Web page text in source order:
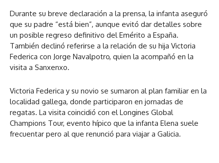
Durante su breve declaración a la prensa, la infanta aseguró
que su padre “está bien”, aunque evitó dar detalles sobre
un posible regreso definitivo del Emérito a España.
También declinó referirse a la relación de su hija Victoria
Federica con Jorge Navalpotro, quien la acompañó en la
visita a Sanxenxo.
Victoria Federica y su novio se sumaron al plan familiar en la
localidad gallega, donde participaron en jornadas de
regatas. La visita coincidió con el Longines Global
Champions Tour, evento hípico que la infanta Elena suele
frecuentar pero al que renunció para viajar a Galicia.